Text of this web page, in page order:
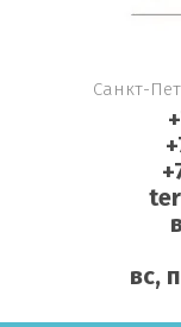
Санкт-
вс,